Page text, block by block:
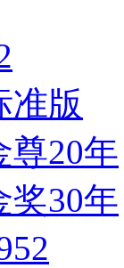
准版
尊20年
奖30年